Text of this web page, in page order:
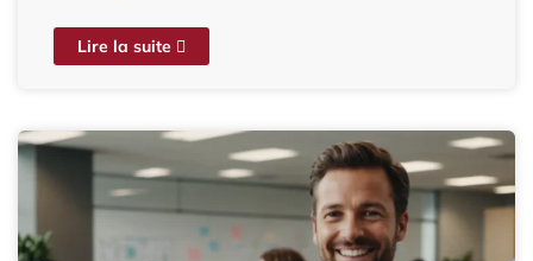
Lire la suite